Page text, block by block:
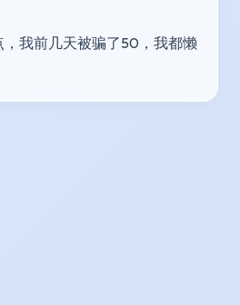
我前几天被骗了50，我都懒